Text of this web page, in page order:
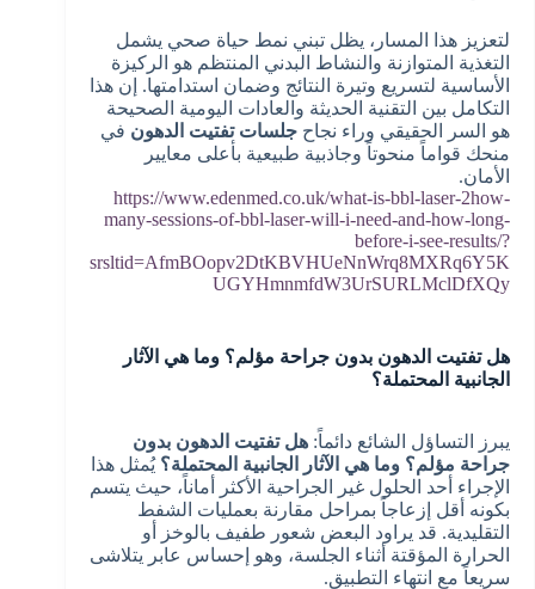
لتعزيز هذا المسار، يظل تبني نمط حياة صحي يشمل
التغذية المتوازنة والنشاط البدني المنتظم هو الركيزة
الأساسية لتسريع وتيرة النتائج وضمان استدامتها. إن هذا
التكامل بين التقنية الحديثة والعادات اليومية الصحيحة
هو السر الحقيقي وراء نجاح جلسات تفتيت الدهون في
منحك قواماً منحوتاً وجاذبية طبيعية بأعلى معايير
الأمان.
https://www.edenmed.co.uk/what-is-bbl-laser-2how-
many-sessions-of-bbl-laser-will-i-need-and-how-long-
before-i-see-results/?
srsltid=AfmBOopv2DtKBVHUeNnWrq8MXRq6Y5K
UGYHmnmfdW3UrSURLMclDfXQy
هل تفتيت الدهون بدون جراحة مؤلم؟ وما هي الآثار
الجانبية المحتملة؟
يبرز التساؤل الشائع دائماً: هل تفتيت الدهون بدون
جراحة مؤلم؟ وما هي الآثار الجانبية المحتملة؟ يُمثل هذا
الإجراء أحد الحلول غير الجراحية الأكثر أماناً، حيث يتسم
بكونه أقل إزعاجاً بمراحل مقارنة بعمليات الشفط
التقليدية. قد يراود البعض شعور طفيف بالوخز أو
الحرارة المؤقتة أثناء الجلسة، وهو إحساس عابر يتلاشى
سريعاً مع انتهاء التطبيق.